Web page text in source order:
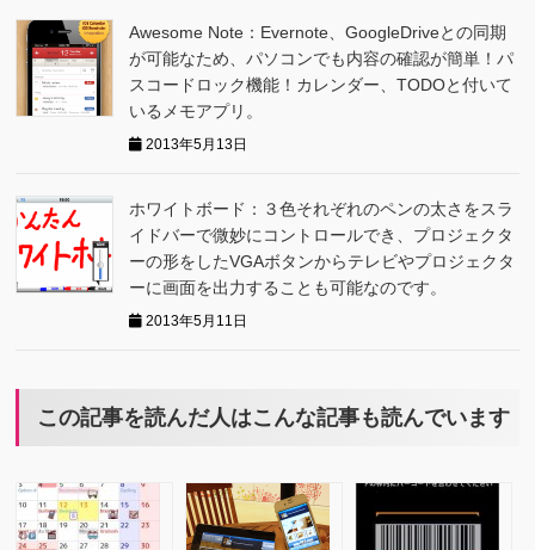
Awesome Note：Evernote、GoogleDriveとの同期
が可能なため、パソコンでも内容の確認が簡単！パ
スコードロック機能！カレンダー、TODOと付いて
いるメモアプリ。
2013年5月13日
ホワイトボード：３色それぞれのペンの太さをスラ
イドバーで微妙にコントロールでき、プロジェクタ
ーの形をしたVGAボタンからテレビやプロジェクタ
ーに画面を出力することも可能なのです。
2013年5月11日
この記事を読んだ人はこんな記事も読んでいます